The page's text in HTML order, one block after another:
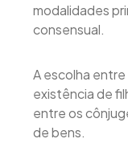
modalidades
consensual.
A escolha
existência de
entre os
de bens.